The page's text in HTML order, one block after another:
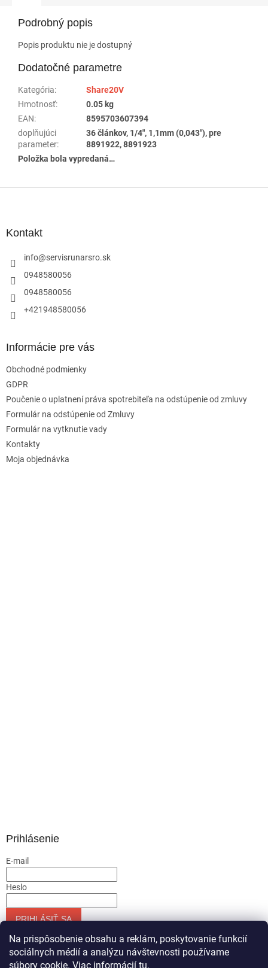
Na prispôsobenie obsahu a reklám, poskytovanie funkcií
sociálnych médií a analýzu návštevnosti používame
súbory cookie. Viac informácií tu.
Podrobný popis
Popis produktu nie je dostupný
Dodatočné parametre
Kategória:
Share20V
Hmotnosť:
0.05 kg
EAN:
8595703607394
doplňujúci
parameter:
36 článkov, 1/4", 1,1mm (0,043"), pre
8891922, 8891923
Položka bola vypredaná…
Kontakt
info@servisrunarsro.sk
0948580056
0948580056
+421948580056
Informácie pre vás
Obchodné podmienky
GDPR
Poučenie o uplatnení práva spotrebiteľa na odstúpenie od zmluvy
Formulár na odstúpenie od Zmluvy
Formulár na vytknutie vady
Kontakty
Moja objednávka
Prihlásenie
E-mail
Heslo
PRIHLÁSIŤ SA
Nová registráciaZabudnuté heslo